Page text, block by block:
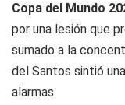
Copa del Mundo
por una lesión que
sumado a la
del Santos sintió
alarmas.